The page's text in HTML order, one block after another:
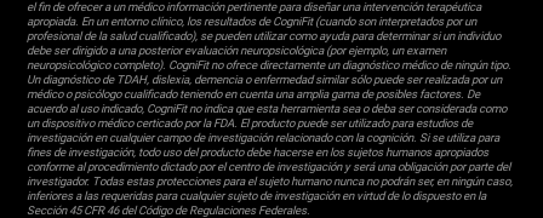
el fin de ofrecer a un médico información pertinente para diseñar una intervención terapéutica
apropiada. En un entorno clínico, los resultados de CogniFit (cuando son interpretados por un
profesional de la salud cualificado), se pueden utilizar como ayuda para determinar si un individuo
debe ser dirigido a una posterior evaluación neuropsicológica (por ejemplo, un examen
neuropsicológico completo). CogniFit no ofrece directamente un diagnóstico médico de ningún tipo.
Un diagnóstico de TDAH, dislexia, demencia o enfermedad similar sólo puede ser realizada por un
médico o psicólogo cualificado teniendo en cuenta una amplia gama de posibles factores. De
acuerdo al uso indicado, CogniFit no indica que esta herramienta sea o deba ser considerada como
un dispositivo médico certicado por la FDA. El producto puede ser utilizado para estudios de
investigación en cualquier campo de investigación relacionado con la cognición. Si se utiliza para
fines de investigación, todo uso del producto debe hacerse en los sujetos humanos apropiados
conforme al procedimiento dictado por el centro de investigación y será una obligación por parte del
investigador. Todas estas protecciones para el sujeto humano nunca no podrán ser, en ningún caso,
inferiores a las requeridas para cualquier sujeto de investigación en virtud de lo dispuesto en la
Sección 45 CFR 46 del Código de Regulaciones Federales.